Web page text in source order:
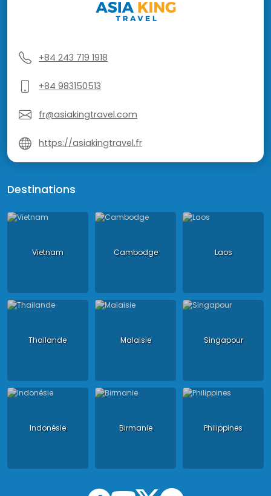
+84 243 719 1918
+84 983150513
fr@asiakingtravel.com
https://asiakingtravel.fr
Destinations
Vietnam Cambodge Laos
Thailande Malaisie Singapour
Indonésie Birmanie Philippines